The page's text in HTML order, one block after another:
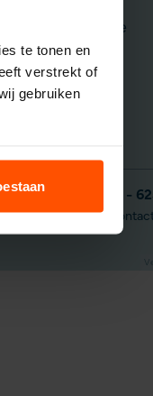
te tonen en
verstrekt of
gebruiken
Tel: 035 -
Neem